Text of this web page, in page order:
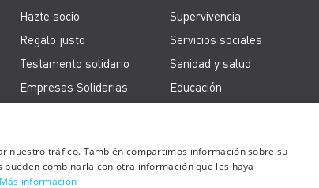
Hazte socio
Regalo justo
Testamento solidario
Empresas Solidarias
Supervivencia
Servicios sociales
Sanidad y salud
Educación
Acción en España
nuestro tráfico. También compartimos información sobre su
combinarla con otra información que les haya
Más información